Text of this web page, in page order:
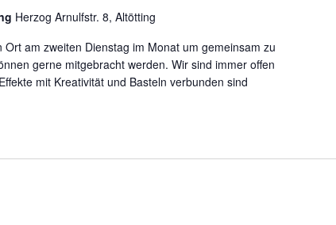
Herzog Arnulfstr. 8, Altötting
am zweiten Dienstag im Monat um gemeinsam zu
gerne mitgebracht werden. Wir sind immer offen
mit Kreativität und Basteln verbunden sind